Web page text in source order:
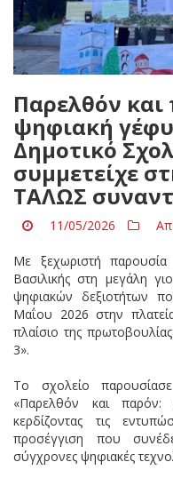
Παρελθόν και
ψηφιακή
Δημοτικό
συμμετείχε
ΤΑΛΩΣ
11/05/2026
Με ξεχωριστή παρουσία
Βασιλικής στη μεγάλη
ψηφιακών δεξιοτήτων
Μαΐου 2026 στην
πλαίσιο της
3».
Το σχολείο
«Παρελθόν και παρόν:
κερδίζοντας τις
προσέγγιση που
σύγχρονες ψηφιακές